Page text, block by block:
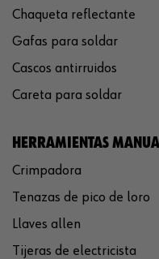
Chaqueta reflectante
Gafas para soldar
Cascos antirruidos
Careta para soldar
HERRAMIENTAS
Crimpadora
Tenazas de pico de loro
Llaves allen
Tijeras de electricista